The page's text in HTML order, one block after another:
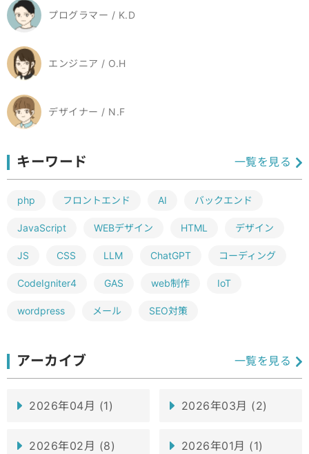
プログラマー / K.D
エンジニア / O.H
デザイナー / N.F
キーワード
php フロントエンド AI バックエンド
JavaScript WEBデザイン HTML デザイン
JS CSS LLM ChatGPT コーディング
CodeIgniter4 GAS web制作 IoT
wordpress メール SEO対策
一覧を見る
アーカイブ
2026年04月 (1) 2026年03月 (2)
2026年02月 (8) 2026年01月 (1)
一覧を見る